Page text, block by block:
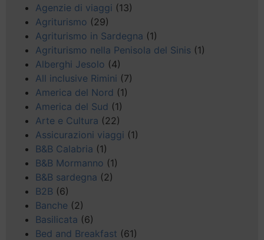
Agenzie di viaggi (13)
Agriturismo (29)
Agriturismo in Sardegna (1)
Agriturismo nella Penisola del Sinis (1)
Alberghi Jesolo (4)
All inclusive Rimini (7)
America del Nord (1)
America del Sud (1)
Arte e Cultura (22)
Assicurazioni viaggi (1)
B&B Calabria (1)
B&B Mormanno (1)
B&B sardegna (2)
B2B (6)
Banche (2)
Basilicata (6)
Bed and Breakfast (61)